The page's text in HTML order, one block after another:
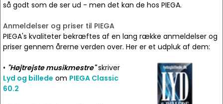
så godt som de ser ud - men det kan de hos PIEGA.
Anmeldelser og priser til PIEGA
PIEGA's kvaliteter bekræftes af en lang række anmeldelser og
priser gennem årerne verden over. Her er et udpluk af dem:
• "Højtrejste musikmestre"skriver
Lyd og billede om PIEGA Classic
60.2